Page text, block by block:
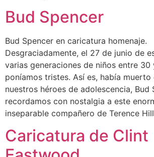
Bud Spencer
Bud Spencer en caricatura homenaje.
Desgraciadamente, el 27 de junio de
varias generaciones de niños entre 30
poníamos tristes. Así es, había muerto
nuestros héroes de adolescencia, Bud
recordamos con nostalgia a este
inseparable compañero de Terence
Caricatura de Clint